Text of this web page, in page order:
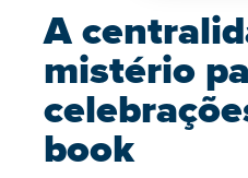
A
mistério
book